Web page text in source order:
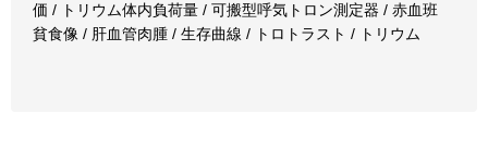
価 / トリウム体内負荷量 / 可搬型呼気トロン測定器 / 赤血班
貧食像 / 肝血管肉腫 / 生存曲線 / トロトラスト / トリウム